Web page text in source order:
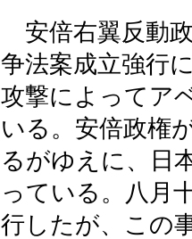
安倍右翼反動
争法案成立強行
攻撃によってア
いる。安倍政権
るがゆえに、日
っている。八月
行したが、この